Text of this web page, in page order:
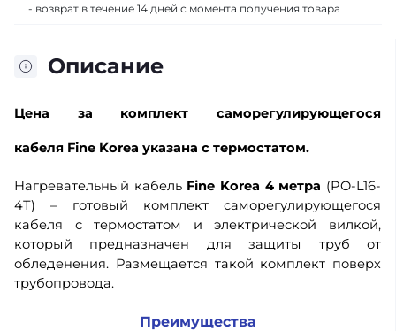
Описание
Цена за комплект саморегулирующегося
кабеля Fine Korea указана с термостатом.
Нагревательный кабель Fine Korea 4 метра (PO-L16-
4Т) – готовый комплект саморегулирующегося
кабеля с термостатом и электрической вилкой,
который предназначен для защиты труб от
обледенения. Размещается такой комплект поверх
трубопровода.
Преимущества
- возврат в течение 14 дней с момента получения товара